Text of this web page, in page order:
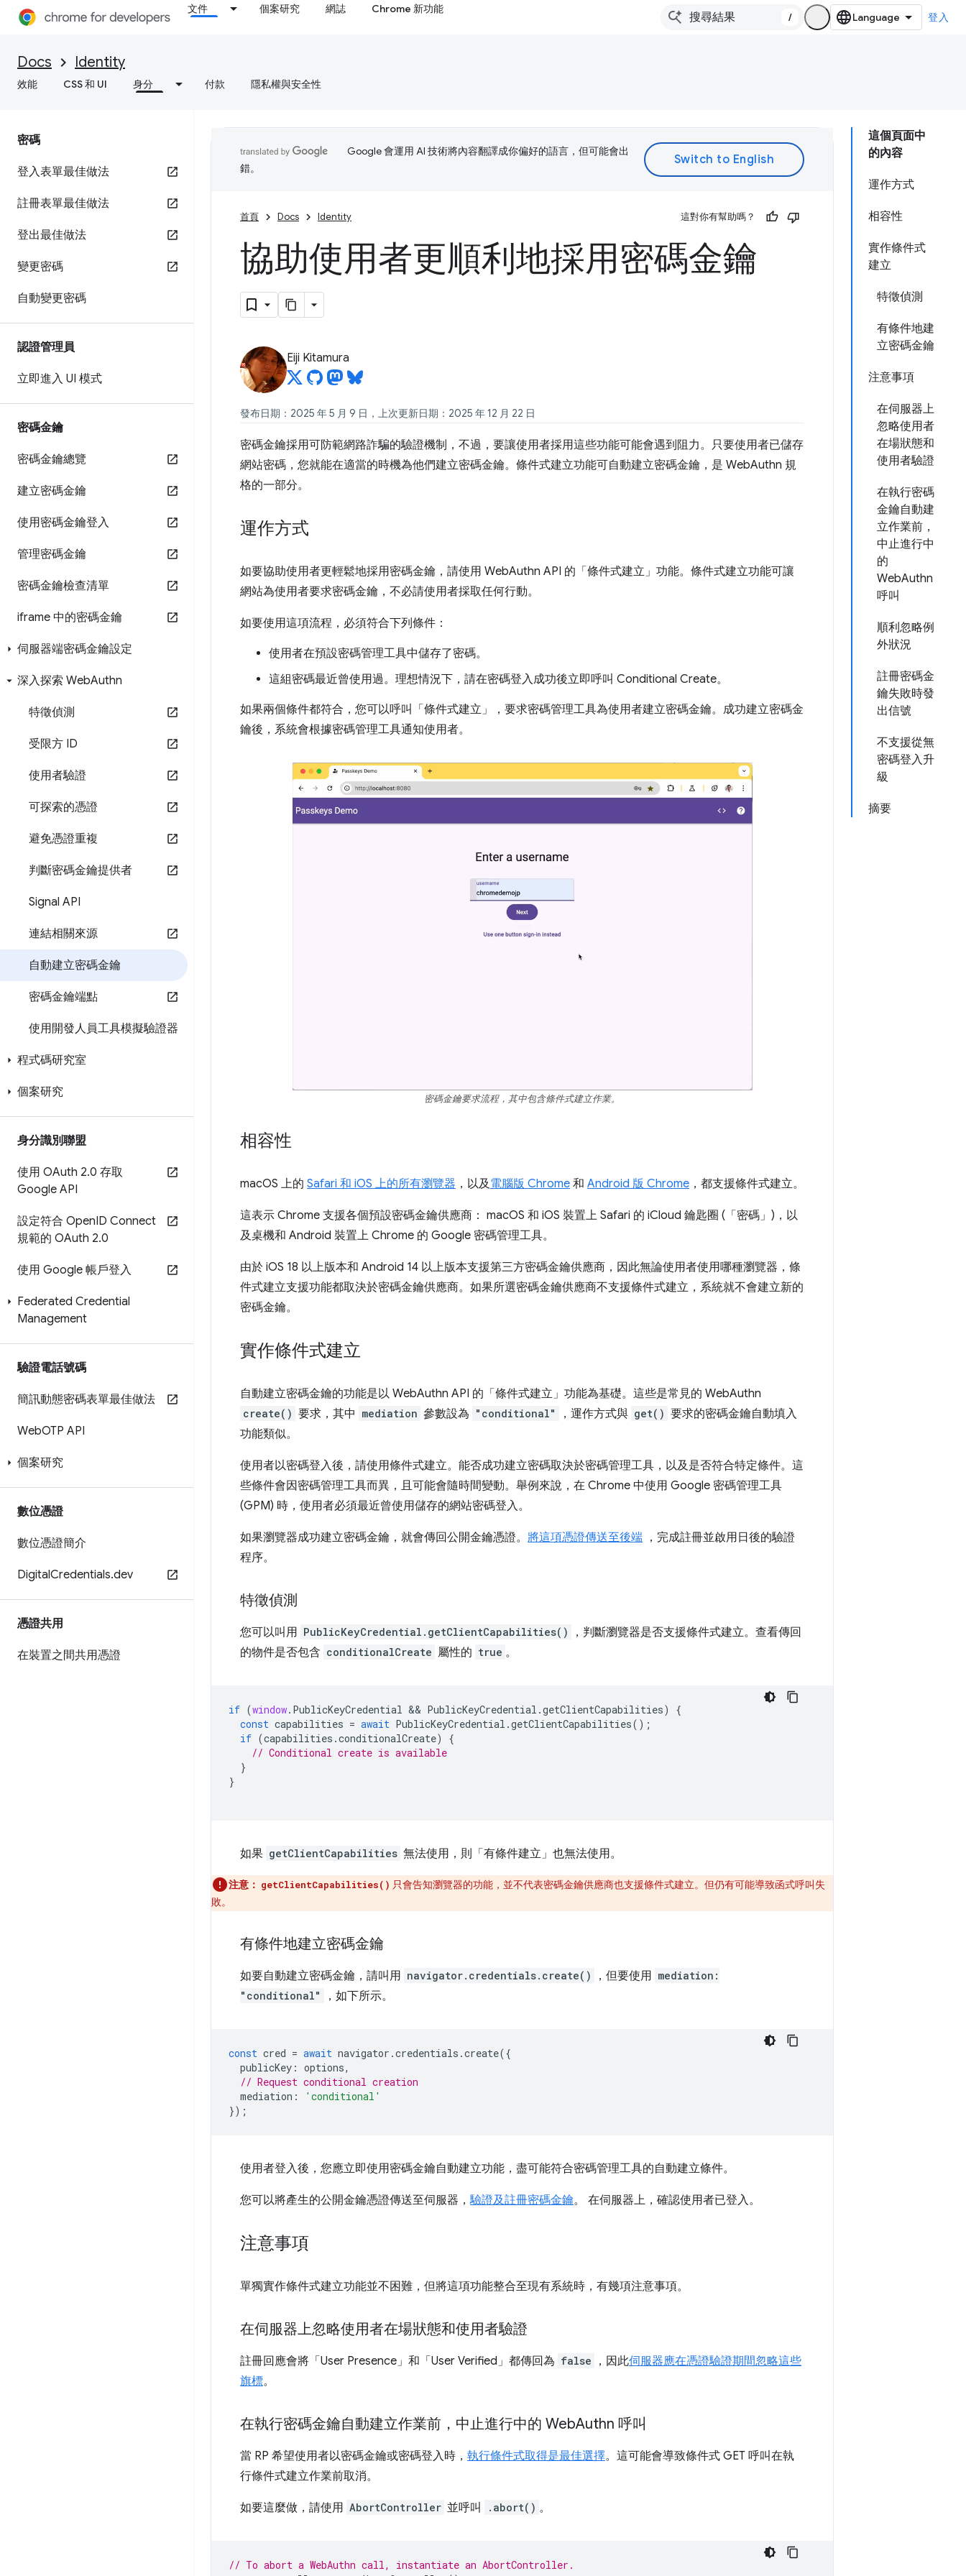
文件 個案研究 網誌 Chrome 新功能
/ 登入
Docs Identity
效能 CSS 和 UI 身分 付款 隱私權與安全性
密碼
登入表單最佳做法
註冊表單最佳做法
登出最佳做法
變更密碼
自動變更密碼
認證管理員
立即進入 UI 模式
密碼金鑰
密碼金鑰總覽
建立密碼金鑰
使用密碼金鑰登入
管理密碼金鑰
密碼金鑰檢查清單
iframe 中的密碼金鑰
伺服器端密碼金鑰設定
深入探索 WebAuthn
特徵偵測
受限方 ID
使用者驗證
可探索的憑證
避免憑證重複
判斷密碼金鑰提供者
Signal API
連結相關來源
自動建立密碼金鑰
密碼金鑰端點
使用開發人員工具模擬驗證器
程式碼研究室
個案研究
身分識別聯盟
使用 OAuth 2.0 存取
Google API
設定符合 OpenID Connect
規範的 OAuth 2.0
使用 Google 帳戶登入
Federated Credential
Management
驗證電話號碼
簡訊動態密碼表單最佳做法
WebOTP API
個案研究
數位憑證
數位憑證簡介
DigitalCredentials.dev
憑證共用
在裝置之間共用憑證
這個頁面中
的內容
運作方式
相容性
實作條件式
建立
特徵偵測
有條件地建
立密碼金鑰
注意事項
在伺服器上
忽略使用者
在場狀態和
使用者驗證
在執行密碼
金鑰自動建
立作業前，
中止進行中
的
WebAuthn
呼叫
順利忽略例
外狀況
註冊密碼金
鑰失敗時發
出信號
不支援從無
密碼登入升
級
摘要
Google 會運用 AI 技術將內容翻譯成你偏好的語言，但可能會出
錯。
首頁 Docs Identity 這對你有幫助嗎？
協助使用者更順利地採用密碼金鑰
Eiji Kitamura
發布日期：2025 年 5 月 9 日，上次更新日期：2025 年 12 月 22 日
密碼金鑰採用可防範網路詐騙的驗證機制，不過，要讓使用者採用這些功能可能會遇到阻力。只要使用者已儲存
網站密碼，您就能在適當的時機為他們建立密碼金鑰。條件式建立功能可自動建立密碼金鑰，是 WebAuthn 規
格的一部分。
運作方式
如要協助使用者更輕鬆地採用密碼金鑰，請使用 WebAuthn API 的「條件式建立」 功能。條件式建立功能可讓
網站為使用者要求密碼金鑰，不必請使用者採取任何行動。
如要使用這項流程，必須符合下列條件：
使用者在預設密碼管理工具中儲存了密碼。
這組密碼最近曾使用過。理想情況下，請在密碼登入成功後立即呼叫 Conditional Create。
如果兩個條件都符合，您可以呼叫「條件式建立」，要求密碼管理工具為使用者建立密碼金鑰。成功建立密碼金
鑰後，系統會根據密碼管理工具通知使用者。
密碼金鑰要求流程，其中包含條件式建立作業。
相容性
macOS 上的 Safari 和 iOS 上的所有瀏覽器 ，以及電腦版 Chrome 和 Android 版 Chrome ，都支援條件式建立。
這表示 Chrome 支援各個預設密碼金鑰供應商： macOS 和 iOS 裝置上 Safari 的 iCloud 鑰匙圈 (「密碼」)，以
及桌機和 Android 裝置上 Chrome 的 Google 密碼管理工具。
由於 iOS 18 以上版本和 Android 14 以上版本支援第三方密碼金鑰供應商，因此無論使用者使用哪種瀏覽器，條
件式建立支援功能都取決於密碼金鑰供應商。如果所選密碼金鑰供應商不支援條件式建立，系統就不會建立新的
密碼金鑰。
實作條件式建立
自動建立密碼金鑰的功能是以 WebAuthn API 的「條件式建立」 功能為基礎。這些是常見的 WebAuthn
create() 要求，其中 mediation 參數設為 "conditional" ，運作方式與 get() 要求的密碼金鑰自動填入
功能類似。
使用者以密碼登入後，請使用條件式建立。能否成功建立密碼取決於密碼管理工具，以及是否符合特定條件。這
些條件會因密碼管理工具而異，且可能會隨時間變動。舉例來說，在 Chrome 中使用 Google 密碼管理工具
(GPM) 時，使用者必須最近曾使用儲存的網站密碼登入。
如果瀏覽器成功建立密碼金鑰，就會傳回公開金鑰憑證。 將這項憑證傳送至後端 ，完成註冊並啟用日後的驗證
程序。
特徵偵測
您可以叫用 PublicKeyCredential.getClientCapabilities()
，判斷瀏覽器是否支援條件式建立。查看傳回
的物件是否包含 conditionalCreate 屬性的 true 。
if (window. PublicKeyCredential && PublicKeyCredential .getClientCapabilities)
{
const capabilities = await PublicKeyCredential .getClientCapabilities();
if (capabilities .conditionalCreate)
{
// Conditional create is available
}
}
如果 getClientCapabilities 無法使用，則「有條件建立」也無法使用。
注意： getClientCapabilities() 只會告知瀏覽器的功能，並不代表密碼金鑰供應商也支援條件式建立。但仍有可能導致函式呼叫失
敗。
有條件地建立密碼金鑰
如要自動建立密碼金鑰，請叫用 navigator.credentials.create() ，但要使用 mediation:
"conditional"
，如下所示。
const cred = await navigator .credentials .create({
publicKey : options,
// Request conditional creation
mediation :
'conditional'
});
使用者登入後，您應立即使用密碼金鑰自動建立功能，盡可能符合密碼管理工具的自動建立條件。
您可以將產生的公開金鑰憑證傳送至伺服器，驗證及註冊密碼金鑰。 在伺服器上，確認使用者已登入。
注意事項
單獨實作條件式建立功能並不困難，但將這項功能整合至現有系統時，有幾項注意事項。
在伺服器上忽略使用者在場狀態和使用者驗證
註冊回應會將「User Presence」和「User Verified」都傳回為 false ，因此伺服器應在憑證驗證期間忽略這些
旗標。
在執行密碼金鑰自動建立作業前，中止進行中的 WebAuthn 呼叫
當 RP 希望使用者以密碼金鑰或密碼登入時， 執行條件式取得是最佳選擇。這可能會導致條件式 GET 呼叫在執
行條件式建立作業前取消。
如要這麼做，請使用 AbortController 並呼叫 .abort() 。
// To abort a WebAuthn call, instantiate an AbortController.